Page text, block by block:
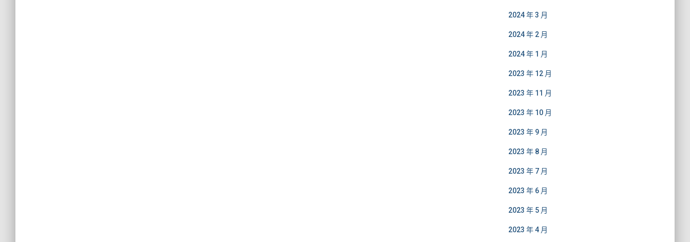
2024 年 3 月
2024 年 2 月
2024 年 1 月
2023 年 12 月
2023 年 11 月
2023 年 10 月
2023 年 9 月
2023 年 8 月
2023 年 7 月
2023 年 6 月
2023 年 5 月
2023 年 4 月